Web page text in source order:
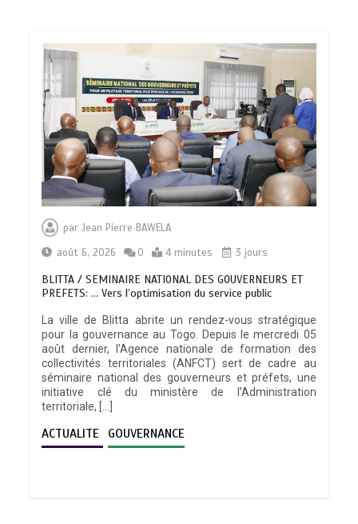
parJean Pierre BAWELA
août 6, 2026
0 4 minutes 3 jours
BLITTA / SEMINAIRE NATIONAL DES GOUVERNEURS ET
PREFETS: … Vers l’optimisation du service public
La ville de Blitta abrite un rendez-vous stratégique
pour la gouvernance au Togo. Depuis le mercredi 05
août dernier, l’Agence nationale de formation des
collectivités territoriales (ANFCT) sert de cadre au
séminaire national des gouverneurs et préfets, une
initiative clé du ministère de l’Administration
territoriale, […]
ACTUALITE GOUVERNANCE